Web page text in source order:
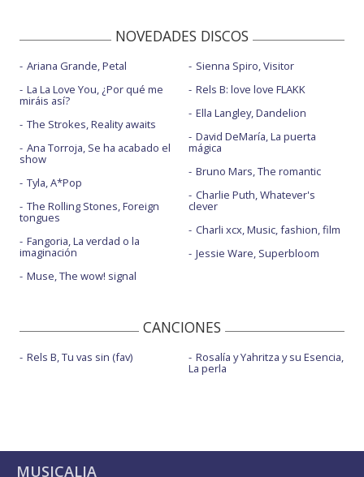
NOVEDADES DISCOS
Ariana Grande, Petal
La La Love You, ¿Por qué me
miráis así?
The Strokes, Reality awaits
Ana Torroja, Se ha acabado el
show
Tyla, A*Pop
The Rolling Stones, Foreign
tongues
Fangoria, La verdad o la
imaginación
Muse, The wow! signal
Sienna Spiro, Visitor
Rels B: love love FLAKK
Ella Langley, Dandelion
David DeMaría, La puerta
mágica
Bruno Mars, The romantic
Charlie Puth, Whatever's
clever
Charli xcx, Music, fashion, film
Jessie Ware, Superbloom
CANCIONES
Rels B, Tu vas sin (fav) Rosalía y Yahritza y su Esencia,
La perla
MUSICALIA